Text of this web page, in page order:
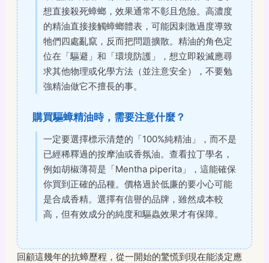
想直接殺死蟑螂，效果通常不彰且危險。高濃度
的精油直接接觸蟑螂體表，可能因刺激過度導致
牠們四處亂竄，反而把問題擴散。精油的角色定
位在「驅避」和「環境防護」，想立即殺滅應尋
求其他物理或化學方法（並注意安全），不要勉
強精油做它不擅長的事。
購買驅蟑精油時，需要注意什麼？
一定要選擇標示清楚的「100%純精油」，而不是
已經稀釋過的按摩油或香氛油。查看拉丁學名，
例如胡椒薄荷是「Mentha piperita」，這能確保
你買到正確的品種。價格過於低廉的要小心可能
是合成香精。選擇有信譽的品牌，雖然成本較
高，但有效成分的純度和驅蟲效果才有保障。
回顧這幾年的抗蟑歷程，從一開始的驚慌到現在能淡定應